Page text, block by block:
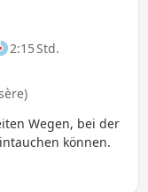
2:15 Std.
Wegen, bei der
können.